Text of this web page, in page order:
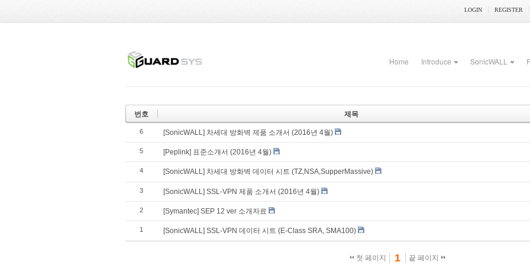
LOGIN REGISTER
Home Introduce SonicWALL
번호 제목
6 [SonicWALL] 차세대 방화벽 제품 소개서 (2016년 4월)
5 [Peplink] 표준소개서 (2016년 4월)
4 [SonicWALL] 차세대 방화벽 데이터 시트 (TZ,NSA,SupperMassive)
3 [SonicWALL] SSL-VPN 제품 소개서 (2016년 4월)
2 [Symantec] SEP 12 ver 소개자료
1 [SonicWALL] SSL-VPN 데이터 시트 (E-Class SRA, SMA100)
첫 페이지 1 끝 페이지